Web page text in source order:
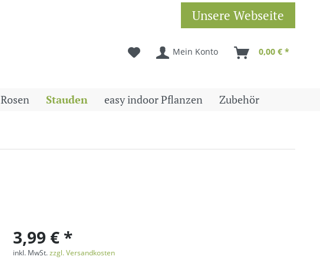
Unsere Webseite
Mein Konto 0,00 € *
Rosen Stauden easy indoor Pflanzen Zubehör
3,99 € *
inkl. MwSt.zzgl. Versandkosten